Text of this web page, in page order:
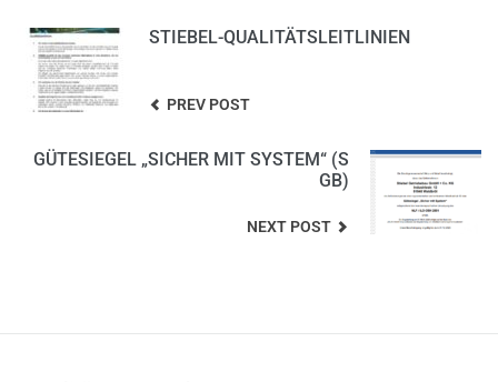
STIEBEL-QUALITÄTSLEITLINIEN
PREV POST
GÜTESIEGEL „SICHER MIT SYSTEM“ (S
GB)
NEXT POST